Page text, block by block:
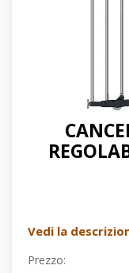
Vedi la
Prezzo: